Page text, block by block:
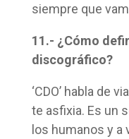
siempre que
11.- ¿Cómo
discográfico?
‘CDO’ habla de
te asfixia. Es un
los humanos y